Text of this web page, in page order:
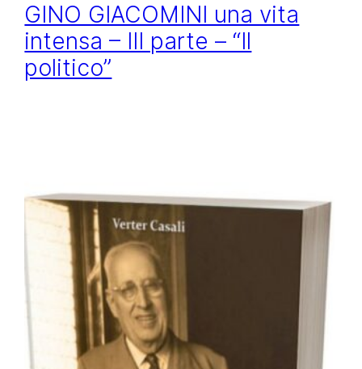
GINO GIACOMINI una vita
intensa – III parte – “Il
politico”